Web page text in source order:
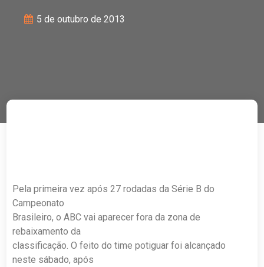
5 de outubro de 2013
Pela primeira vez após 27 rodadas da Série B do
Campeonato
Brasileiro, o ABC vai aparecer fora da zona de
rebaixamento da
classificação. O feito do time potiguar foi alcançado
neste sábado, após